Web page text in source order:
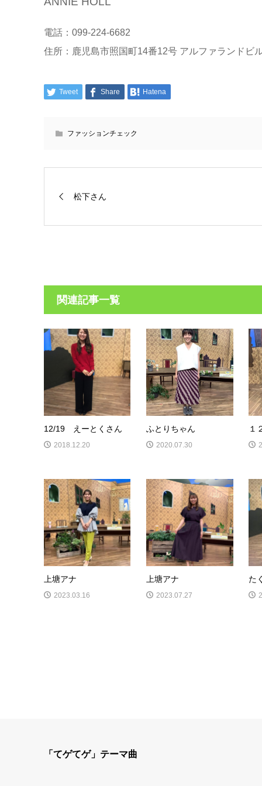
電話：099-224-6682
住所：鹿児島市照国町14番12号 アルファランドビ
Tweet Share Hatena
ファッションチェック
松下さん
関連記事一覧
12/19 えーとくさん
2018.12.20
ふとりちゃん
2020.07.30
１
上塘アナ
2023.03.16
上塘アナ
2023.07.27
た
「てゲてゲ」テーマ曲